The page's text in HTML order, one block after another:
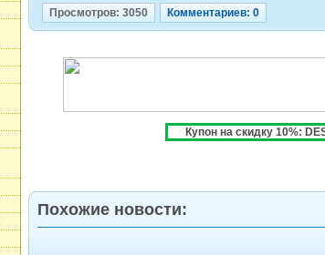
Просмотров: 3050 Комментариев: 0
Купон на скидку 10%:
Похожие новости: